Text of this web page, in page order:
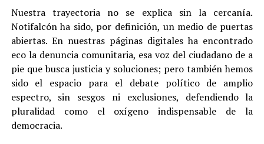
Nuestra trayectoria no se explica sin la cercanía.
Notifalcón ha sido, por definición, un medio de puertas
abiertas. En nuestras páginas digitales ha encontrado
eco la denuncia comunitaria, esa voz del ciudadano de a
pie que busca justicia y soluciones; pero también hemos
sido el espacio para el debate político de amplio
espectro, sin sesgos ni exclusiones, defendiendo la
pluralidad como el oxígeno indispensable de la
democracia.